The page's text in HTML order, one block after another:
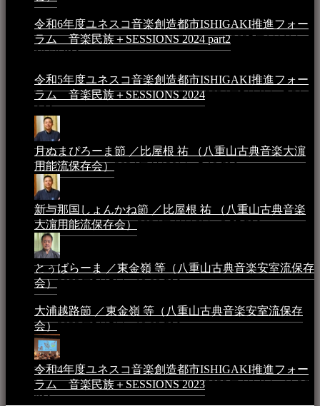
令和6年度ユネスコ音楽創造都市ISHIGAKI推進フォー
ラム 音楽民族＋SESSIONS 2024 part22025年1月1日 -
10:50 PM
令和5年度ユネスコ音楽創造都市ISHIGAKI推進フォー
ラム 音楽民族＋SESSIONS 20242024年5月4日 - 7:21
AM
月ぬまぴろーま節 ／比屋根 祐 （八重山古典音楽大濵
用能流保存会）2024年4月20日 - 5:19 PM
新与那国しょんかね節 ／比屋根 祐 （八重山古典音楽
大濵用能流保存会）2024年4月16日 - 3:57 PM
とぅばらーま ／東金嶺 等（八重山古典音楽安室流保存
会）2023年5月5日 - 10:08 PM
大浦越路節 ／東金嶺 等（八重山古典音楽安室流保存
会）2023年5月5日 - 10:03 PM
令和4年度ユネスコ音楽創造都市ISHIGAKI推進フォー
ラム 音楽民族＋SESSIONS 20232023年4月4日 - 11:36
PM